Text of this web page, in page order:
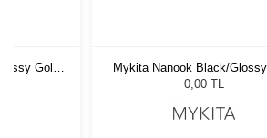
Gold
Mykita Nanook Black/Glossy
919 10916
0,00 TL